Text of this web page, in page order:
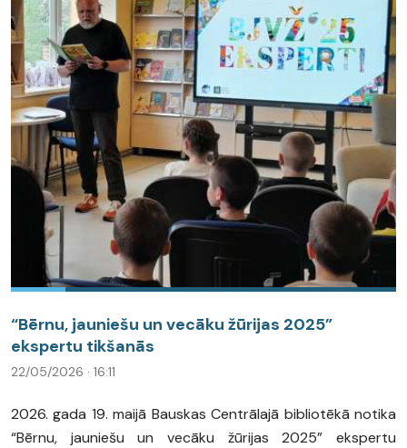
“Bērnu, jauniešu un vecāku žūrijas 2025”
ekspertu tikšanās
22/05/2026 · 16:11
2026. gada 19. maijā Bauskas Centrālajā bibliotēkā notika
“Bērnu, jauniešu un vecāku žūrijas 2025” ekspertu